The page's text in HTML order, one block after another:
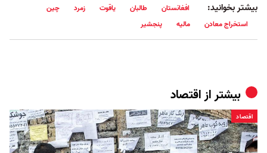
بیشتر بخوانید: افغانستان طالبان یاقوت زمرد
چین
استخراج معادن
مالیه پنجشیر
بیشتر ازاقتصاد
اقتصاد